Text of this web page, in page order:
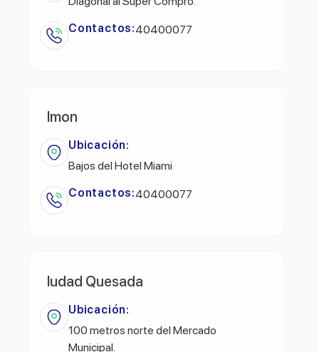
Contactos:40400077
Imon
Ubicación:
Bajos del Hotel Miami
Contactos:40400077
Iudad Quesada
Ubicación:
100 metros norte del Mercado
Municipal.